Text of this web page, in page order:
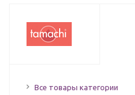
Все товары категории